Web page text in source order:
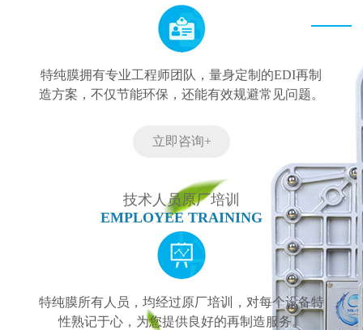
特纯膜拥有专业工程师团队，量身定制的EDI再制
造方案，不仅节能环保，还能有效规避常见问题。
立即咨询+
技术人员原厂培训
EMPLOYEE TRAINING
特纯膜所有人员，均经过原厂培训，对每个设备特
性熟记于心，为您提供良好的再制造服务。